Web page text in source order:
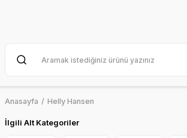
Anasayfa Helly Hansen
İlgili Alt Kategoriler